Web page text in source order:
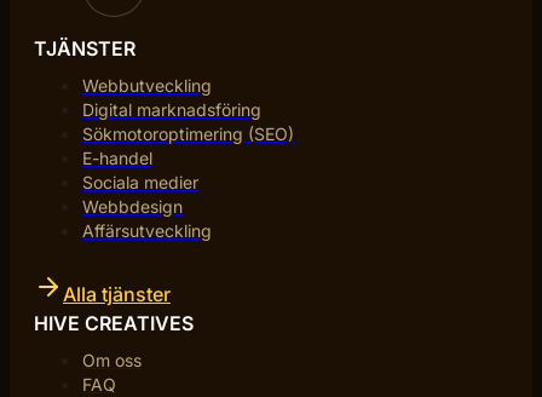
TJÄNSTER
Webbutveckling
Digital marknadsföring
Sökmotoroptimering (SEO)
E-handel
Sociala medier
Webbdesign
Affärsutveckling
Alla tjänster
HIVE CREATIVES
Om oss
FAQ